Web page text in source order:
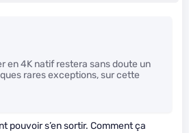
en 4K natif restera sans doute un
rares exceptions, sur cette
pouvoir s’en sortir. Comment ça